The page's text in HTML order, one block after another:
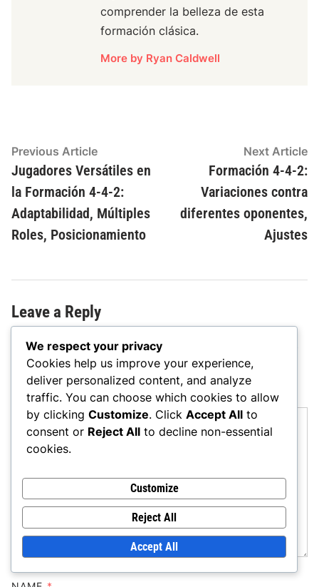
comprender la belleza de esta
formación clásica.
More by Ryan Caldwell
Post
navigation
Previous ArticlePrevious
article:
Jugadores Versátiles en
la Formación 4-4-2:
Adaptabilidad, Múltiples
Roles, Posicionamiento
Next Article
Formación 4-4-2:
Variaciones contra
diferentes oponentes,
Ajustes
Leave a Reply
Your email address will not be published.
are marked *
COMMENT*
We respect your privacy
Cookies help us improve your experience,
deliver personalized content, and analyze
traffic. You can choose which cookies to allow
by clicking Customize. Click Accept All to
consent or Reject All to decline non-essential
cookies.
Customize
Reject All
Accept All